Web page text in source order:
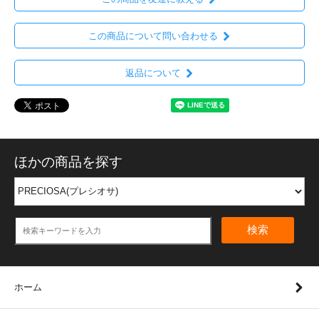
この商品について問い合わせる
返品について
ほかの商品を探す
検索
ホーム